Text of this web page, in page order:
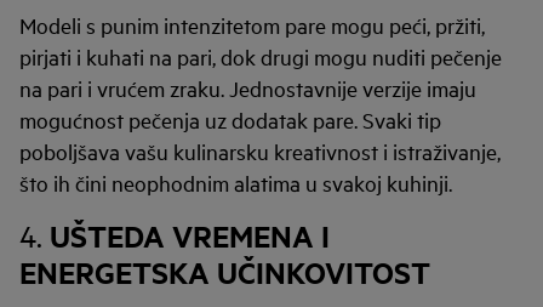
Modeli s punim intenzitetom pare mogu peći, pržiti,
pirjati i kuhati na pari, dok drugi mogu nuditi pečenje
na pari i vrućem zraku. Jednostavnije verzije imaju
mogućnost pečenja uz dodatak pare. Svaki tip
poboljšava vašu kulinarsku kreativnost i istraživanje,
što ih čini neophodnim alatima u svakoj kuhinji.
4. UŠTEDA VREMENA I
ENERGETSKA UČINKOVITOST